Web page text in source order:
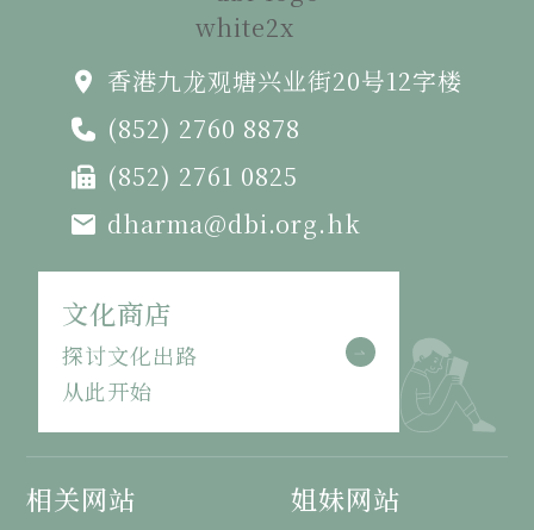
香港九龙观塘兴业街20号12字楼
(852) 2760 8878
(852) 2761 0825
dharma@dbi.org.hk
文化商店
探讨文化出路
从此开始
相关网站 姐妹网站